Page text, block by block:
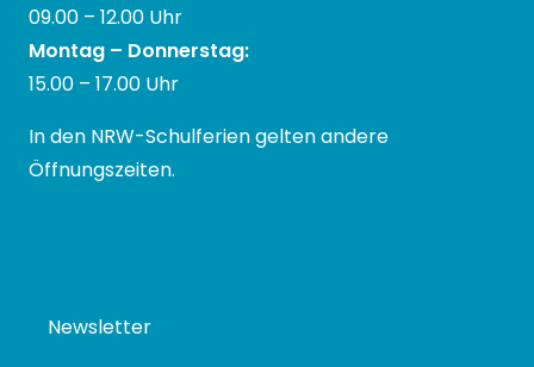
09.00 – 12.00 Uhr
Montag – Donnerstag:
15.00 – 17.00 Uhr
In den NRW-Schulferien gelten andere
Öffnungszeiten.
Newsletter